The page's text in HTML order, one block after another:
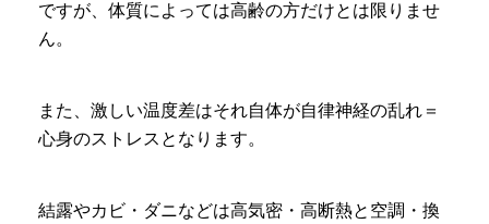
ですが、体質によっては高齢の方だけとは限りませ
ん。
また、激しい温度差はそれ自体が自律神経の乱れ＝
心身のストレスとなります。
結露やカビ・ダニなどは高気密・高断熱と空調・換